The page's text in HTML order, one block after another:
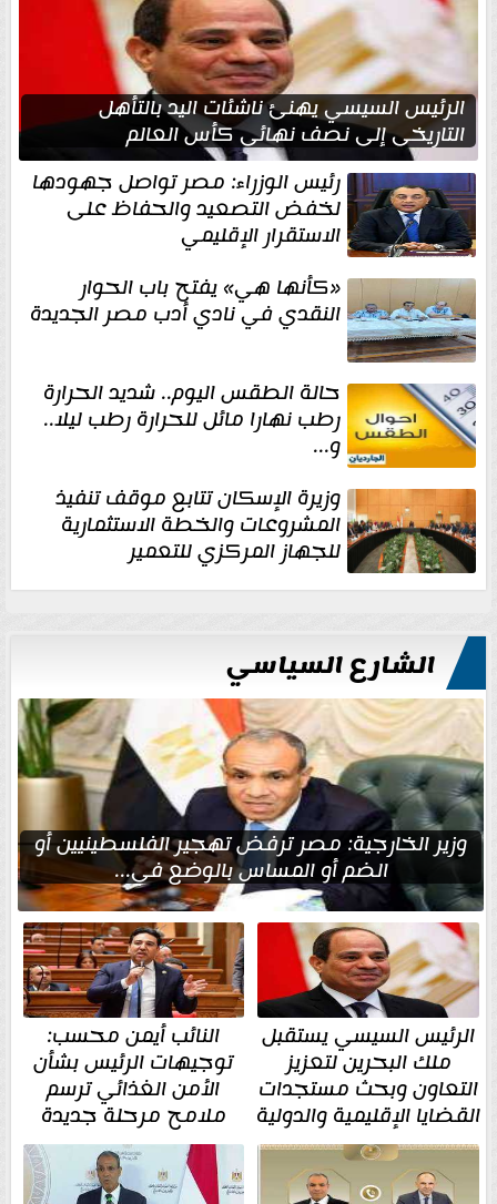
الرئيس السيسي يهنئ ناشئات اليد بالتأهل
التاريخي إلى نصف نهائي كأس العالم
رئيس الوزراء: مصر تواصل جهودها
لخفض التصعيد والحفاظ على
الاستقرار الإقليمي
«كأنها هي» يفتح باب الحوار
النقدي في نادي أدب مصر الجديدة
حالة الطقس اليوم.. شديد الحرارة
رطب نهارا مائل للحرارة رطب ليلا..
و...
وزيرة الإسكان تتابع موقف تنفيذ
المشروعات والخطة الاستثمارية
للجهاز المركزي للتعمير
الشارع السياسي
وزير الخارجية: مصر ترفض تهجير الفلسطينيين أو
الضم أو المساس بالوضع في...
الرئيس السيسي يستقبل
ملك البحرين لتعزيز
التعاون وبحث مستجدات
القضايا الإقليمية والدولية
النائب أيمن محسب:
توجيهات الرئيس بشأن
الأمن الغذائي ترسم
ملامح مرحلة جديدة